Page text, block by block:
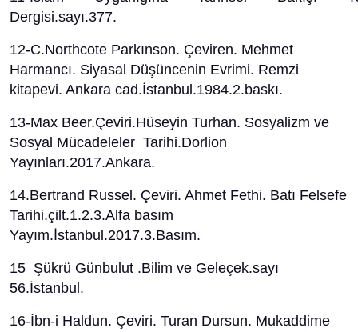
Dergisi.sayı.377.
12-C.Northcote Parkınson. Çeviren. Mehmet
Harmancı. Siyasal Düşüncenin Evrimi. Remzi
kitapevi. Ankara cad.İstanbul.1984.2.baskı.
13-Max Beer.Çeviri.Hüseyin Turhan. Sosyalizm ve
Sosyal Mücadeleler Tarihi.Dorlion
Yayınları.2017.Ankara.
14.Bertrand Russel. Çeviri. Ahmet Fethi. Batı Felsefe
Tarihi.çilt.1.2.3.Alfa basım
Yayım.İstanbul.2017.3.Basım.
15 Şükrü Günbulut .Bilim ve Geleçek.sayı
56.İstanbul.
16-İbn-i Haldun. Çeviri. Turan Dursun. Mukaddime